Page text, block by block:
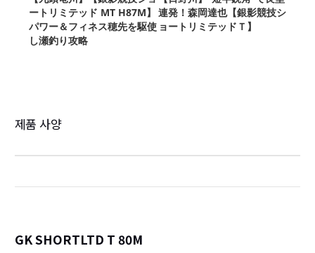
제품 사양
GK SHORTLTD T 80M